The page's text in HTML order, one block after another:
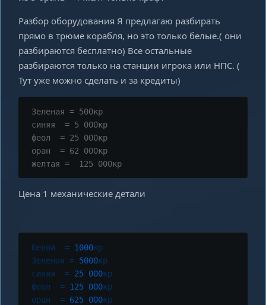
Разбор оборудования Я предлагаю разбирать
прямо в трюме корабля, но это только белые.( они
разбираются бесплатно) Все остальные
разбираются только на станции игрока или НПС. (
Тут уже можно сделать и за кредиты)
Зеленая = 500кр
синяя  = 5 000кр
феол  = 25 000кр
оран  = 62 000кр
желтая =  125 000кр
Цена 1 механические детали
белой = 1000кр
Зеленая = 5000кр
синяя
= 25 000кр
феол
= 125 000кр
оран
= 625 000кр